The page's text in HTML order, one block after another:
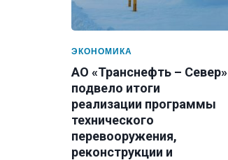
ЭКОНОМИКА
АО «Транснефть – Север»
подвело итоги
реализации программы
технического
перевооружения,
реконструкции и